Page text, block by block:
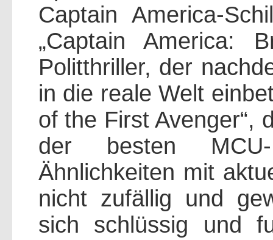
Captain America-
„Captain America:
Politthriller, der
in die reale Welt
of the First Avenger“,
der besten
Ähnlichkeiten mit
nicht zufällig und
sich schlüssig und